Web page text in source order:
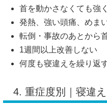
首を動かさなくても強
発熱、強い頭痛、めま
転倒・事故のあとから
1週間以上改善しない
何度も寝違えを繰り返
4. 重症度別｜寝違